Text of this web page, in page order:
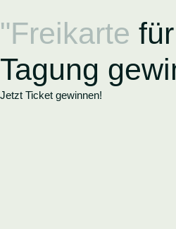
Inhalt
springen
"Freikarte
Tagung
Jetzt Ticket gewinnen!